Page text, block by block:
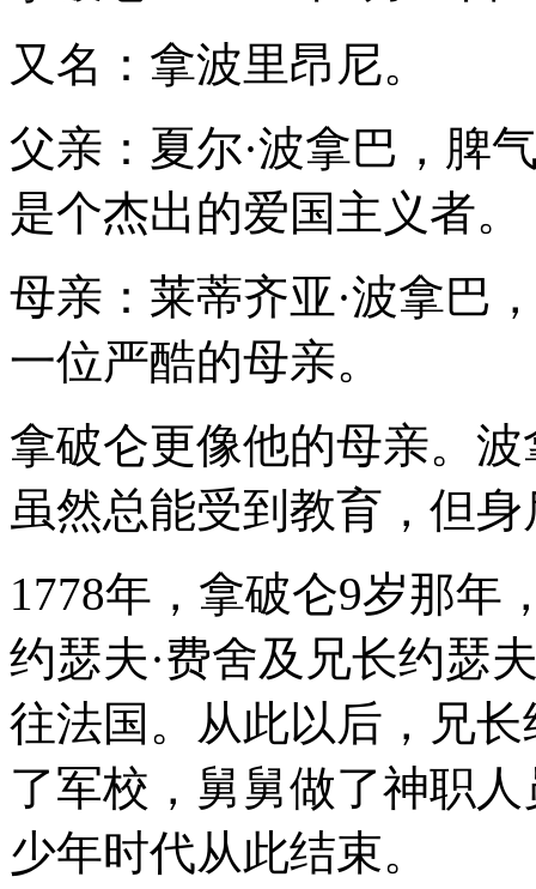
又名：拿波里昂尼。
父亲：夏尔·波拿巴，脾
是个杰出的爱国主义者。
母亲：莱蒂齐亚·波拿巴
一位严酷的母亲。
拿破仑更像他的母亲。
虽然总能受到教育，但
1778年，拿破仑9岁那年
约瑟夫·费舍及兄长约瑟
往法国。从此以后，兄
了军校，舅舅做了神职
少年时代从此结束。